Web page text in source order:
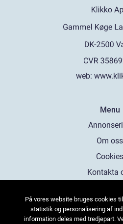
web:
Menu
Om oss
Cookies
Kontakta
På vores website bruges cookies
statistik og personalisering af
information deles med tredjepart.